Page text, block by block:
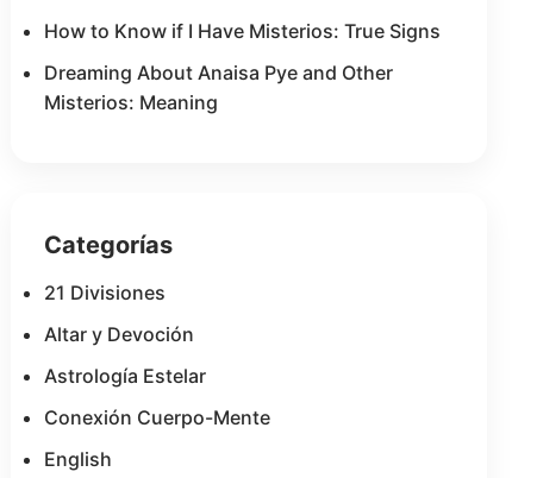
How to Know if I Have Misterios: True Signs
Dreaming About Anaisa Pye and Other
Misterios: Meaning
Categorías
21 Divisiones
Altar y Devoción
Astrología Estelar
Conexión Cuerpo-Mente
English